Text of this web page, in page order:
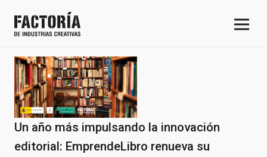
Un año más impulsando la innovación
editorial: EmprendeLibro renueva su